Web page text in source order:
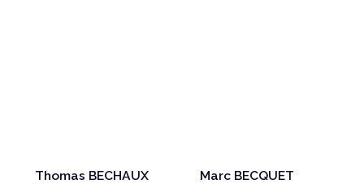
Thomas BECHAUX Marc BECQUET